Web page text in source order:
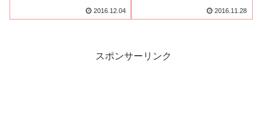
2016.12.04 2016.11.28
スポンサーリンク